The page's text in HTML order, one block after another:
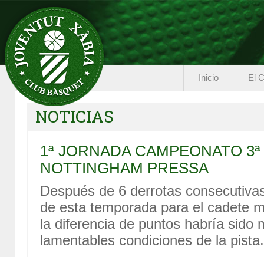
Inicio El
NOTICIAS
1ª JORNADA CAMPEONATO
NOTTINGHAM PRESSA
Después de 6 derrotas
de esta temporada para el cadete
la diferencia de puntos habría sido
lamentables condiciones de la pista.